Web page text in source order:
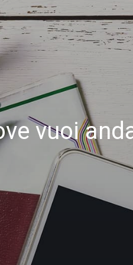
vuoi